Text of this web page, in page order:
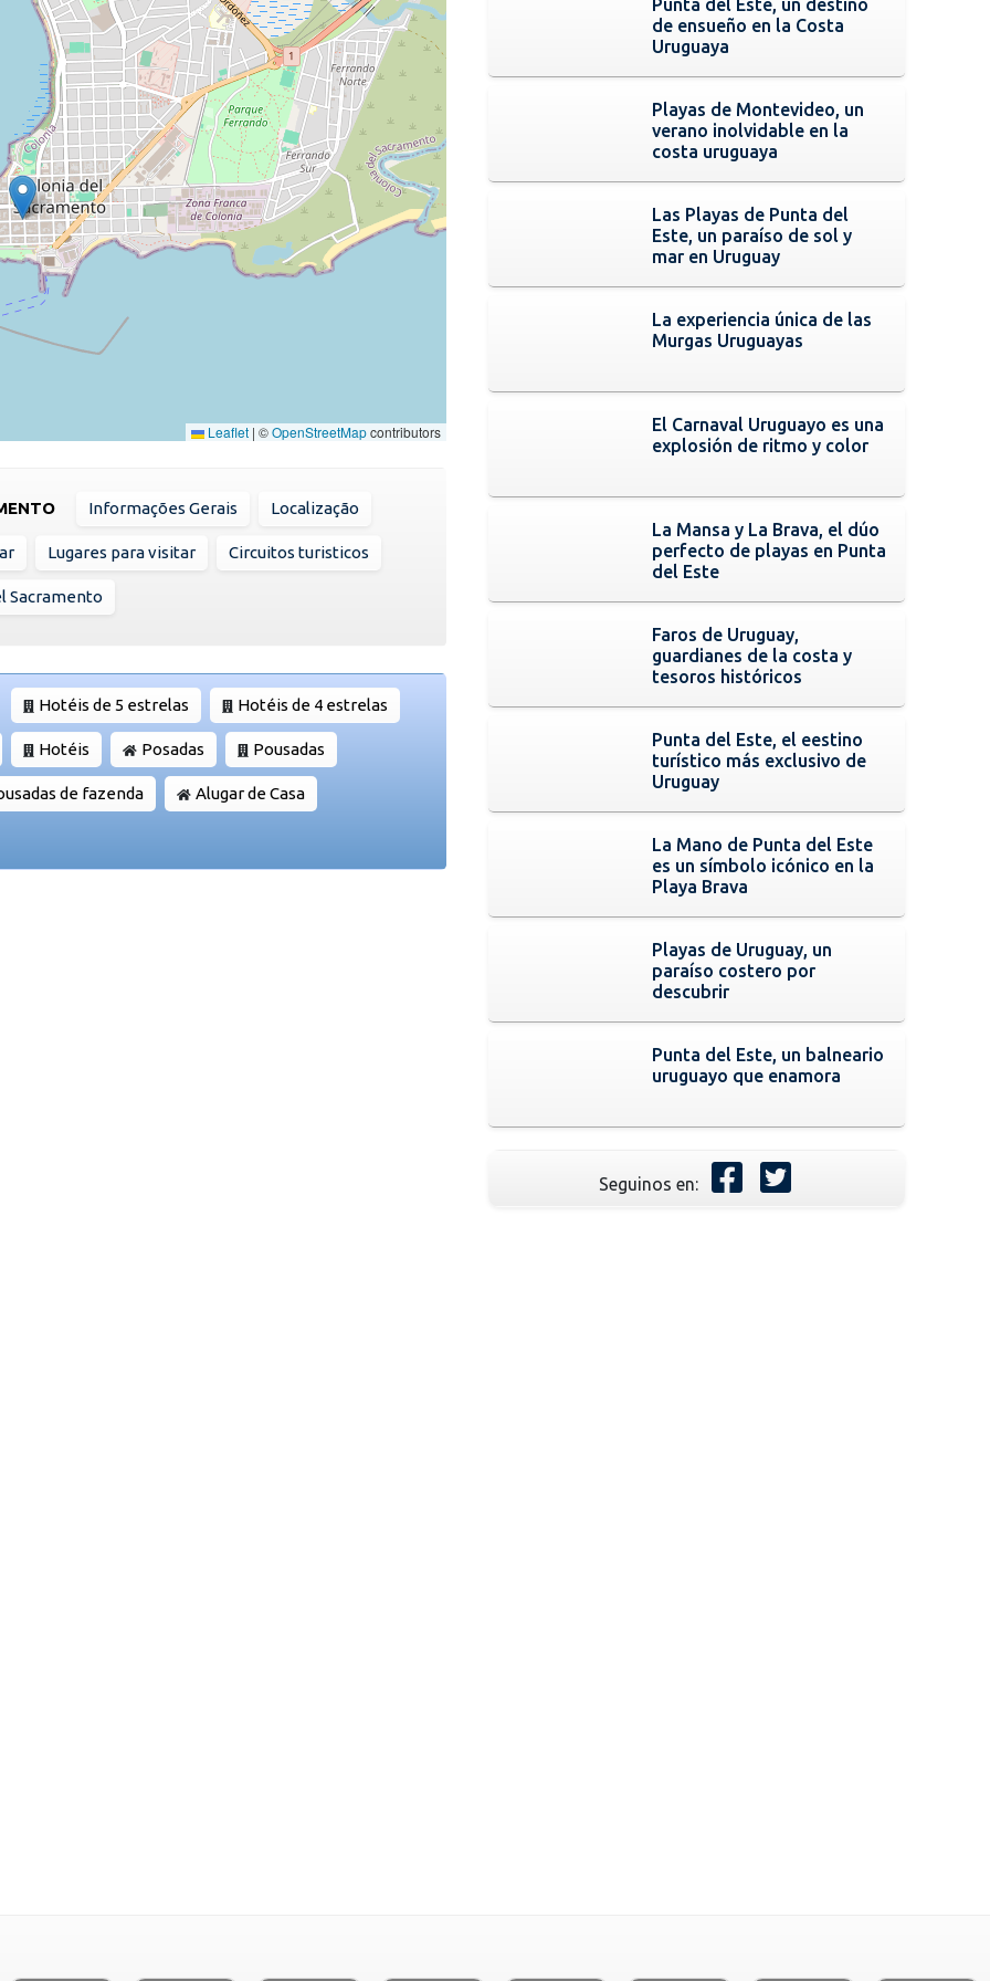
Leaflet | ©OpenStreetMapcontributors
Informações Gerais Localização
Lugares para visitar Circuitos turisticos
Sacramento
Hotéis de 5 estrelas Hotéis de 4 estrelas
Hotéis Posadas Pousadas
de fazenda Alugar de Casa
Punta del Este, un destino
de ensueño en la Costa
Uruguaya
Playas de Montevideo, un
verano inolvidable en la
costa uruguaya
Las Playas de Punta del
Este, un paraíso de sol y
mar en Uruguay
La experiencia única de las
Murgas Uruguayas
El Carnaval Uruguayo es una
explosión de ritmo y color
La Mansa y La Brava, el dúo
perfecto de playas en Punta
del Este
Faros de Uruguay,
guardianes de la costa y
tesoros históricos
Punta del Este, el eestino
turístico más exclusivo de
Uruguay
La Mano de Punta del Este
es un símbolo icónico en la
Playa Brava
Playas de Uruguay, un
paraíso costero por
descubrir
Punta del Este, un balneario
uruguayo que enamora
Seguinos en: